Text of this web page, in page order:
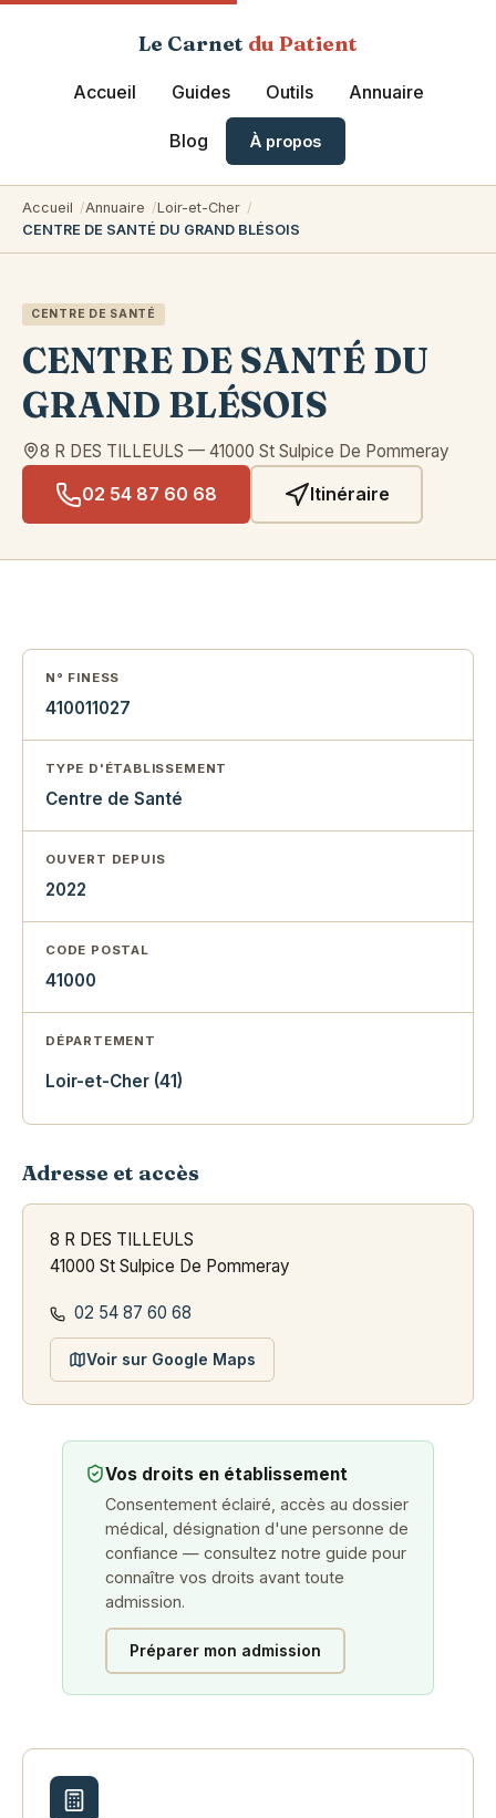
Le Carnet du Patient
Accueil Guides Outils Annuaire
Blog À propos
Accueil Annuaire
Loir-et-Cher
CENTRE DE SANTÉ DU GRAND BLÉSOIS
CENTRE DE SANTÉ
CENTRE DE SANTÉ DU
GRAND BLÉSOIS
8 R DES TILLEULS — 41000 St Sulpice De Pommeray
02 54 87 60 68 Itinéraire
N° FINESS
410011027
TYPE D'ÉTABLISSEMENT
Centre de Santé
OUVERT DEPUIS
2022
CODE POSTAL
41000
DÉPARTEMENT
Loir-et-Cher (41)
Adresse et accès
8 R DES TILLEULS
41000 St Sulpice De Pommeray
02 54 87 60 68
Voir sur Google Maps
Vos droits en établissement
Consentement éclairé, accès au dossier
médical, désignation d'une personne de
confiance — consultez notre guide pour
connaître vos droits avant toute
admission.
Préparer mon admission